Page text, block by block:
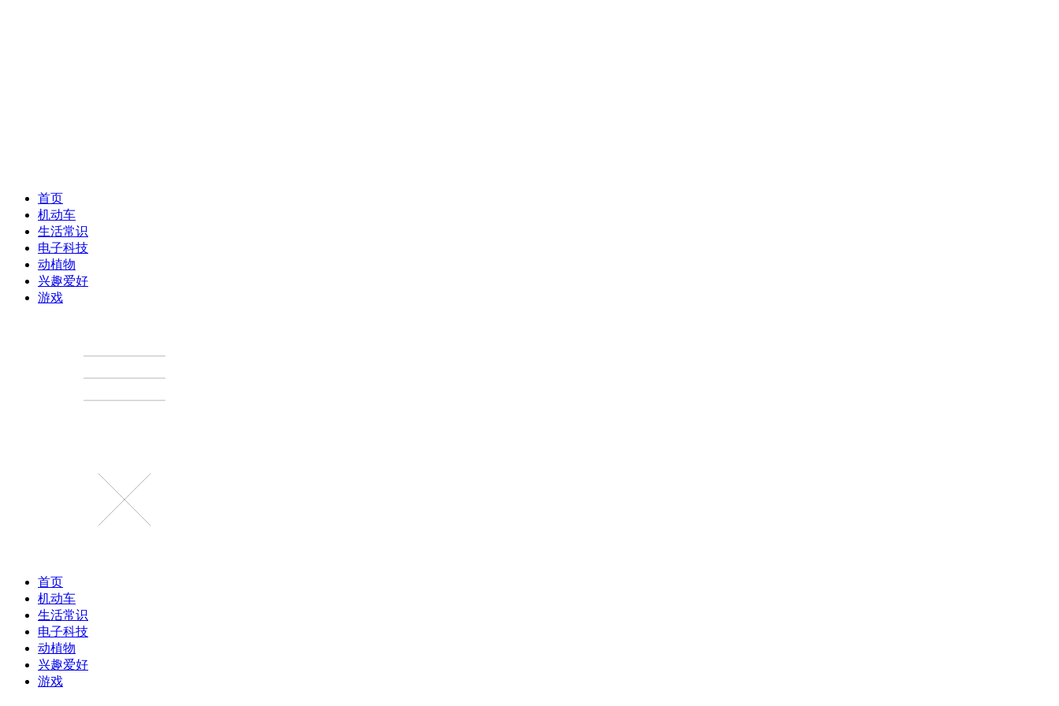
首页
机动车
生活常识
电子科技
动植物
兴趣爱好
游戏
首页
机动车
生活常识
电子科技
动植物
兴趣爱好
游戏